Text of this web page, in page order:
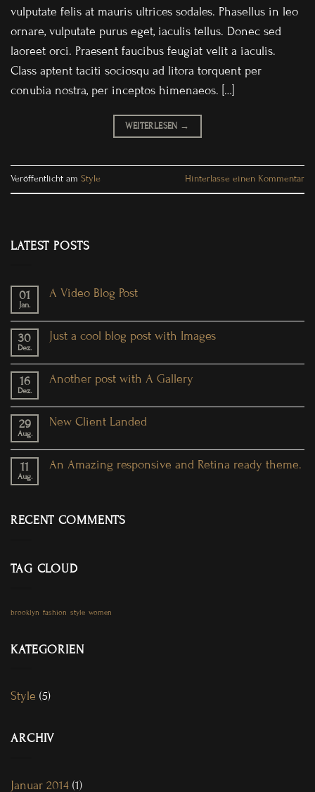
vulputate felis at mauris ultrices sodales. Phasellus in leo
ornare, vulputate purus eget, iaculis tellus. Donec sed
laoreet orci. Praesent faucibus feugiat velit a iaculis.
Class aptent taciti sociosqu ad litora torquent per
conubia nostra, per inceptos himenaeos. […]
WEITERLESEN →
Veröffentlicht am Style Hinterlasse einen Kommentar
LATEST POSTS
01
Jan.
A Video Blog Post
30
Dez.
Just a cool blog post with Images
16
Dez.
Another post with A Gallery
29
Aug.
New Client Landed
11
Aug.
An Amazing responsive and Retina ready theme.
RECENT COMMENTS
TAG CLOUD
brooklyn fashion style women
KATEGORIEN
Style (5)
ARCHIV
Januar 2014 (1)